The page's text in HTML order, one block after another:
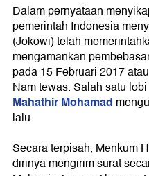
Dalam pernyataan
pemerintah Indonesia
(Jokowi) telah
mengamankan
pada 15 Februari 2017
Nam tewas. Salah satu
Mahathir Mohamad
lalu.
Secara terpisah, Menkum
dirinya mengirim surat